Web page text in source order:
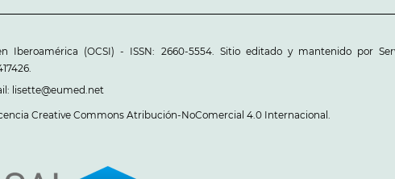
Iberoamérica (OCSI) - ISSN: 2660-5554. Sitio editado y mantenido por
lisette@eumed.net
Creative Commons Atribución-NoComercial 4.0 Internacional.